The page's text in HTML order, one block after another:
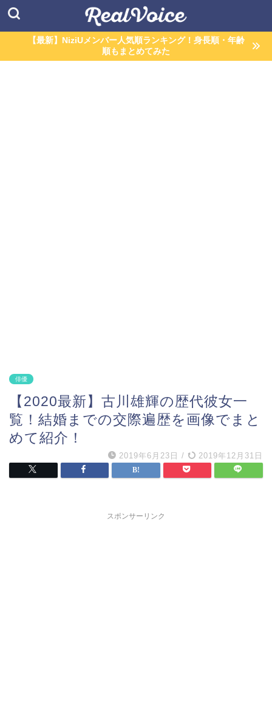
【最新】NiziUメンバー人気順ランキング！身長順・年齢
順もまとめてみた
俳優
【2020最新】古川雄輝の歴代彼女一
覧！結婚までの交際遍歴を画像でまと
めて紹介！
2019年6月23日 / 2019年12月31日
スポンサーリンク